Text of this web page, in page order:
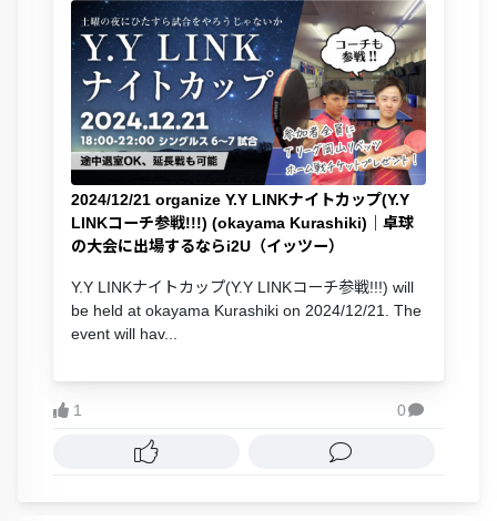
2024/12/21 organize Y.Y LINKナイトカップ(Y.Y
LINKコーチ参戦!!!) (okayama Kurashiki)｜卓球
の大会に出場するならi2U（イッツー）
Y.Y LINKナイトカップ(Y.Y LINKコーチ参戦!!!) will
be held at okayama Kurashiki on 2024/12/21. The
event will hav...
1 0